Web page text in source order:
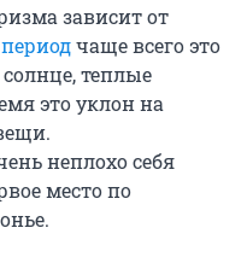
зависит от
чаще всего это
теплые
это уклон на
неплохо себя
место по